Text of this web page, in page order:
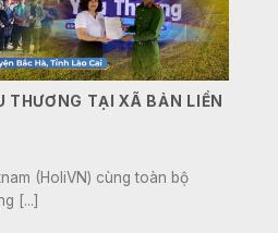
THƯƠNG TẠI XÃ BẢN LIỀN
(HoliVN) cùng toàn bộ
[...]